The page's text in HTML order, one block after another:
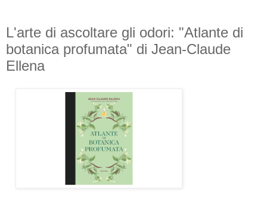
L'arte di ascoltare gli odori: "Atlante di
botanica profumata" di Jean-Claude
Ellena